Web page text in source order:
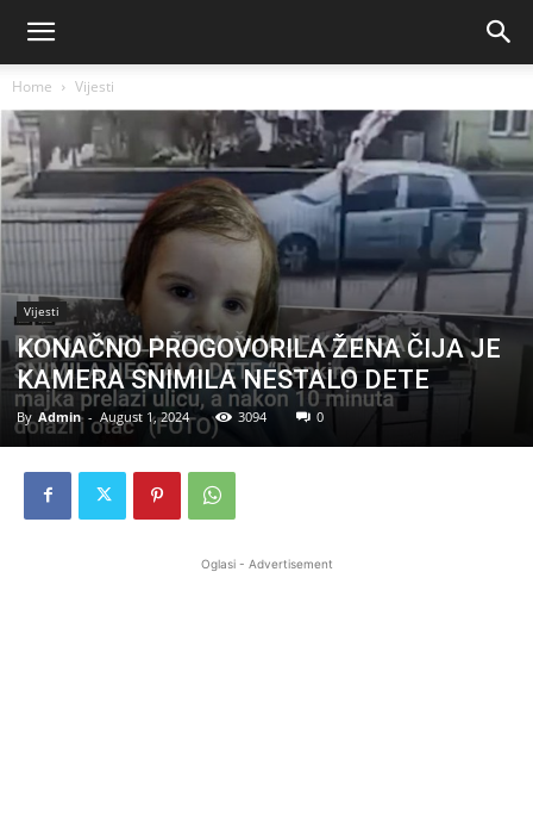
Home Vijesti
Vijesti
KONAČNO PROGOVORILA ŽENA ČIJA JE
KAMERA SNIMILA NESTALO DETE
By Admin - August 1, 2024 3094 0
Oglasi - Advertisement